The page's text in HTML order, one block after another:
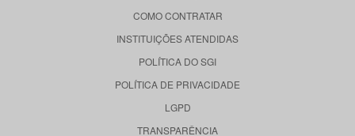
COMO CONTRATAR
INSTITUIÇÕES ATENDIDAS
POLÍTICA DO SGI
POLÍTICA DE PRIVACIDADE
LGPD
TRANSPARÊNCIA